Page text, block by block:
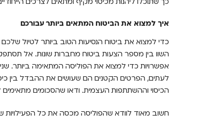
איך למצוא את הביטוח המתאים ביותר עבורכם
כדי למצוא את ביטוח הנסיעות הטוב ביותר לטיול
השוו בין מספר הצעות ביטוח מחברות שונות. אל
אפשרויות כדי למצוא את הפוליסה המתאימה ביותר.
לעתים, הפרטים הקטנים הם שעושים את ההבדל בין
הכיסוי וההשתתפות העצמית. ודאו שהסכומים
חשוב מאוד לוודא שהפוליסה מכסה את כל